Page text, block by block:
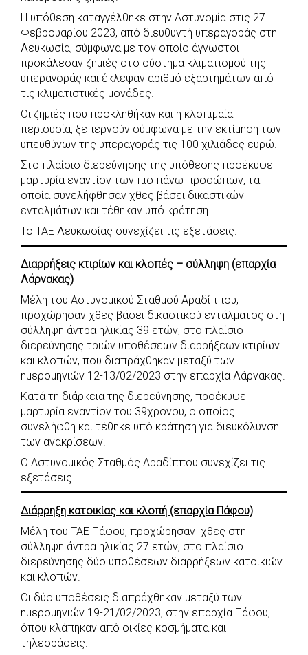
Η υπόθεση καταγγέλθηκε στην Αστυνομία στις 27
Φεβρουαρίου 2023, από διευθυντή υπεραγοράς στη
Λευκωσία, σύμφωνα με τον οποίο άγνωστοι
προκάλεσαν ζημιές στο σύστημα κλιματισμού της
υπεραγοράς και έκλεψαν αριθμό εξαρτημάτων από
τις κλιματιστικές μονάδες.
Οι ζημιές που προκληθήκαν και η κλοπιμαία
περιουσία, ξεπερνούν σύμφωνα με την εκτίμηση των
υπευθύνων της υπεραγοράς τις 100 χιλιάδες ευρώ.
Στο πλαίσιο διερεύνησης της υπόθεσης προέκυψε
μαρτυρία εναντίον των πιο πάνω προσώπων, τα
οποία συνελήφθησαν χθες βάσει δικαστικών
ενταλμάτων και τέθηκαν υπό κράτηση.
Το ΤΑΕ Λευκωσίας συνεχίζει τις εξετάσεις.
Διαρρήξεις κτιρίων και κλοπές – σύλληψη (επαρχία
Λάρνακας)
Μέλη του Αστυνομικού Σταθμού Αραδίππου,
προχώρησαν χθες βάσει δικαστικού εντάλματος στη
σύλληψη άντρα ηλικίας 39 ετών, στο πλαίσιο
διερεύνησης τριών υποθέσεων διαρρήξεων κτιρίων
και κλοπών, που διαπράχθηκαν μεταξύ των
ημερομηνιών 12-13/02/2023 στην επαρχία Λάρνακας.
Κατά τη διάρκεια της διερεύνησης, προέκυψε
μαρτυρία εναντίον του 39χρονου, ο οποίος
συνελήφθη και τέθηκε υπό κράτηση για διευκόλυνση
των ανακρίσεων.
Ο Αστυνομικός Σταθμός Αραδίππου συνεχίζει τις
εξετάσεις.
Διάρρηξη κατοικίας και κλοπή (επαρχία Πάφου)
Μέλη του ΤΑΕ Πάφου, προχώρησαν χθες στη
σύλληψη άντρα ηλικίας 27 ετών, στο πλαίσιο
διερεύνησης δύο υποθέσεων διαρρήξεων κατοικιών
και κλοπών.
Οι δύο υποθέσεις διαπράχθηκαν μεταξύ των
ημερομηνιών 19-21/02/2023, στην επαρχία Πάφου,
όπου κλάπηκαν από οικίες κοσμήματα και
τηλεοράσεις.